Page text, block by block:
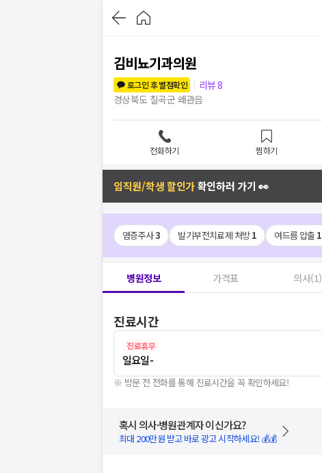
김비뇨기과의원
로그인 후 별점확인
리뷰8
경상북도 칠곡군 왜관읍
전화하기 찜하기
임직원/학생 할인가확인하러 가기 👀
염증주사3 발기부전치료제 처방1 여드름 압출 1
병원정보 가격표 의사(1)
진료시간
진료휴무
일요일-
※ 방문 전 전화를 통해 진료시간을 꼭 확인하세요!
혹시 의사·병원관계자 이신가요?
최대 200만원 받고 바로 광고 시작하세요! 💰💰